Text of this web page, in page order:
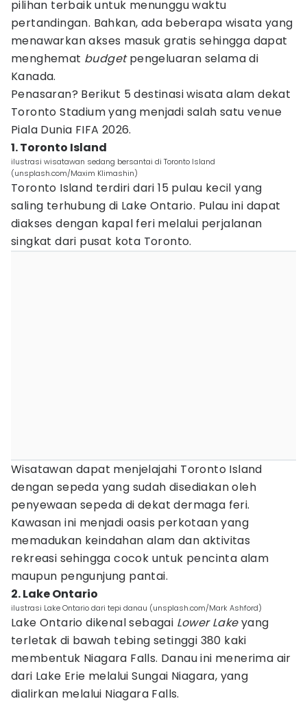
pilihan terbaik untuk menunggu waktu
pertandingan. Bahkan, ada beberapa wisata yang
menawarkan akses masuk gratis sehingga dapat
menghemat budgetpengeluaran selama di
Kanada.
Penasaran? Berikut 5 destinasi wisata alam dekat
Toronto Stadium yang menjadi salah satu venue
Piala Dunia FIFA 2026.
1. Toronto Island
ilustrasi wisatawan sedang bersantai di Toronto Island
(unsplash.com/Maxim Klimashin)
Toronto Island terdiri dari 15 pulau kecil yang
saling terhubung di Lake Ontario. Pulau ini dapat
diakses dengan kapal feri melalui perjalanan
singkat dari pusat kota Toronto.
Wisatawan dapat menjelajahi Toronto Island
dengan sepeda yang sudah disediakan oleh
penyewaan sepeda di dekat dermaga feri.
Kawasan ini menjadi oasis perkotaan yang
memadukan keindahan alam dan aktivitas
rekreasi sehingga cocok untuk pencinta alam
maupun pengunjung pantai.
2. Lake Ontario
ilustrasi Lake Ontario dari tepi danau (unsplash.com/Mark Ashford)
Lake Ontario dikenal sebagai Lower Lakeyang
terletak di bawah tebing setinggi 380 kaki
membentuk Niagara Falls. Danau ini menerima air
dari Lake Erie melalui Sungai Niagara, yang
dialirkan melalui Niagara Falls.